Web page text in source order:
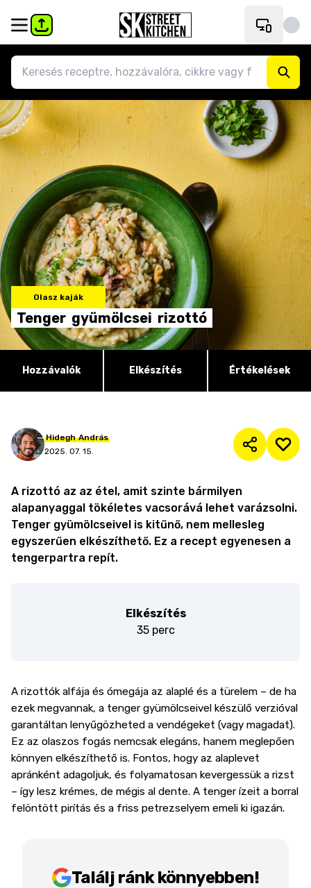
Olasz kaják
Tenger gyümölcsei rizottó
Hozzávalók Elkészítés Értékelések
Hidegh András
2025. 07. 15.
A rizottó az az étel, amit szinte bármilyen
alapanyaggal tökéletes vacsorává lehet varázsolni.
Tenger gyümölcseivel is kitűnő, nem mellesleg
egyszerűen elkészíthető. Ez a recept egyenesen a
tengerpartra repít.
Elkészítés
35 perc
A rizottók alfája és ómegája az alaplé és a türelem – de ha
ezek megvannak, a tenger gyümölcseivel készülő verzióval
garantáltan lenyűgözheted a vendégeket (vagy magadat).
Ez az olaszos fogás nemcsak elegáns, hanem meglepően
könnyen elkészíthető is. Fontos, hogy az alaplevet
apránként adagoljuk, és folyamatosan kevergessük a rizst
– így lesz krémes, de mégis al dente. A tenger ízeit a borral
felöntött pirítás és a friss petrezselyem emeli ki igazán.
Találj ránk könnyebben!